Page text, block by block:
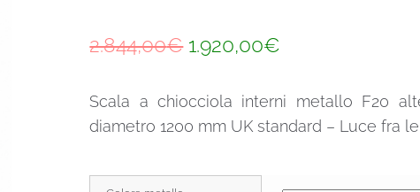
2.844,00€ Il
originale
era:
2.844,00€.
1.920,00€
attuale
è:
Scala a chiocciola interni metallo F20
diametro 1200 mm UK standard – Luce fra